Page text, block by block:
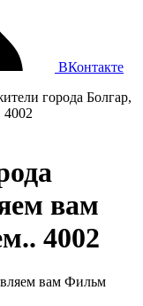
ВКонтакте
города Болгар,
вам
4002
вам Фильм